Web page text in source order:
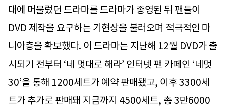
대에 머물렀던 드라마를 드라마가 종영된 뒤 팬들이
DVD 제작을 요구하는 기현상을 불러오며 적극적인 마
니아층을 확보했다. 이 드라마는 지난해 12월 DVD가 출
시되기 전부터 ‘네 멋대로 해라’ 인터넷 팬 카페인 ‘네멋
30’을 통해 1200세트가 예약 판매됐고, 이후 3300세
트가 추가로 판매돼 지금까지 4500세트, 총 3만6000